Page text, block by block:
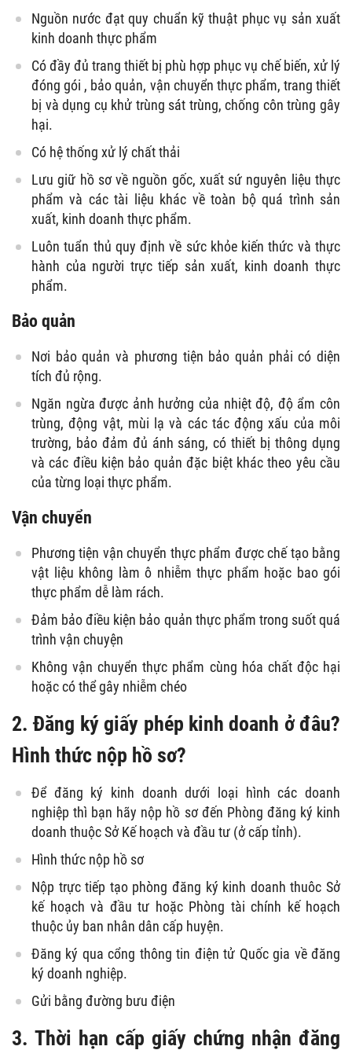
Nguồn nước đạt quy chuẩn kỹ thuật phục vụ sản xuất
kinh doanh thực phẩm
Có đầy đủ trang thiết bị phù hợp phục vụ chế biến, xử lý
đóng gói , bảo quản, vận chuyển thực phẩm, trang thiết
bị và dụng cụ khử trùng sát trùng, chống côn trùng gây
hại.
Có hệ thống xử lý chất thải
Lưu giữ hồ sơ về nguồn gốc, xuất sứ nguyên liệu thực
phẩm và các tài liệu khác về toàn bộ quá trình sản
xuất, kinh doanh thực phẩm.
Luôn tuẩn thủ quy định về sức khỏe kiến thức và thực
hành của người trực tiếp sản xuất, kinh doanh thực
phẩm.
Bảo quản
Nơi bảo quản và phương tiện bảo quản phải có diện
tích đủ rộng.
Ngăn ngừa được ảnh hưởng của nhiệt độ, độ ẩm côn
trùng, động vật, mùi lạ và các tác động xấu của môi
trường, bảo đảm đủ ánh sáng, có thiết bị thông dụng
và các điều kiện bảo quản đặc biệt khác theo yêu cầu
của từng loại thực phẩm.
Vận chuyển
Phương tiện vận chuyển thực phẩm được chế tạo bằng
vật liệu không làm ô nhiễm thực phẩm hoặc bao gói
thực phẩm dễ làm rách.
Đảm bảo điều kiện bảo quản thực phẩm trong suốt quá
trình vận chuyện
Không vận chuyển thực phẩm cùng hóa chất độc hại
hoặc có thể gây nhiễm chéo
2. Đăng ký giấy phép kinh doanh ở đâu?
Hình thức nộp hồ sơ?
Để đăng ký kinh doanh dưới loại hình các doanh
nghiệp thì bạn hãy nộp hồ sơ đến Phòng đăng ký kinh
doanh thuộc Sở Kế hoạch và đầu tư (ở cấp tỉnh).
Hình thức nộp hồ sơ
Nộp trực tiếp tạo phòng đăng ký kinh doanh thuôc Sở
kế hoạch và đầu tư hoặc Phòng tài chính kế hoạch
thuộc ủy ban nhân dân cấp huyện.
Đăng ký qua cổng thông tin điện tử Quốc gia về đăng
ký doanh nghiệp.
Gửi bằng đường bưu điện
3. Thời hạn cấp giấy chứng nhận đăng